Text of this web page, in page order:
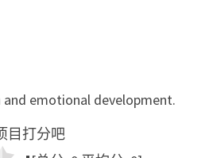
emotional development.
目打分吧